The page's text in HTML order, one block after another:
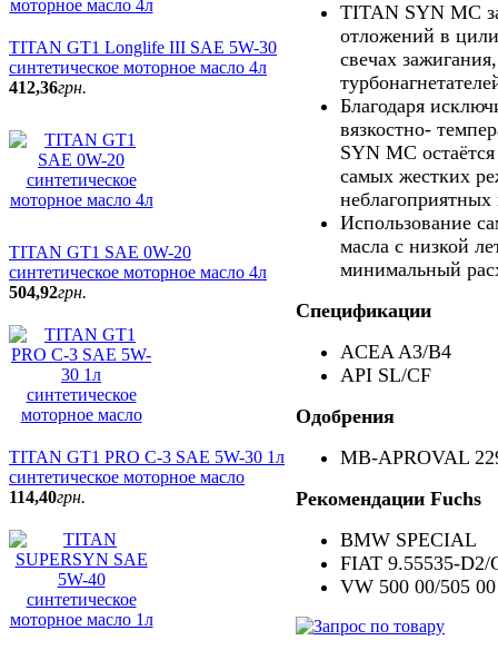
TITAN GT1 Longlife III SAE 5W-30
синтетическое моторное масло 4л
412,36грн.
TITAN GT1 SAE 0W-20
синтетическое моторное масло 4л
504,92грн.
TITAN GT1 PRO C-3 SAE 5W-30 1л
синтетическое моторное масло
114,40грн.
TITAN SYN MC
отложений в
свечах
Благодаря
вязкостно-
SYN MC
самых жестких
Использование
масла с низкой
минимальный
Спецификации
ACEA A3/B4
API SL/CF
Одобрения
MB-APROVAL
Рекомендации Fuchs
BMW SPECIAL
FIAT 9.55535-D2/
VW 500 00/505 00